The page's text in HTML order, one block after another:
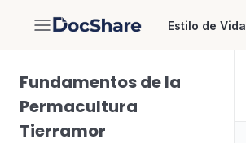
DocShare Estilo de Vida
Fundamentos de la
Permacultura
Tierramor